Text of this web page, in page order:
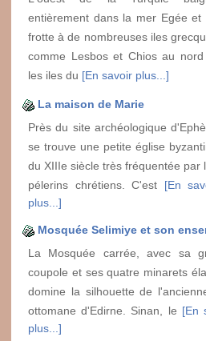
entièrement dans la mer Egée et
frotte à de nombreuses iles
comme Lesbos et Chios au
les iles du [En savoir plus...]
La maison de Marie
Près du site archéologique
se trouve une petite église
du XIIIe siècle très fréquentée par
pélerins chrétiens. C'est [En
plus...]
Mosquée Selimiye et son
La Mosquée carrée, avec sa
coupole et ses quatre minarets
domine la silhouette de
ottomane d'Edirne. Sinan, le [En
plus...]